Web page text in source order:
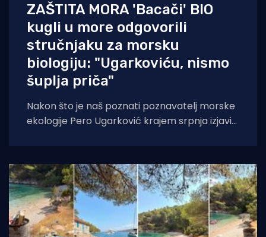
ZAŠTITA MORA 'Bacači' BIO
kugli u more odgovorili
stručnjaku za morsku
biologiju: "Ugarkoviću, nismo
šuplja priča"
Nakon što je naš poznati poznavatelj morske
ekologije Pero Ugarković krajem srpnja izjavio